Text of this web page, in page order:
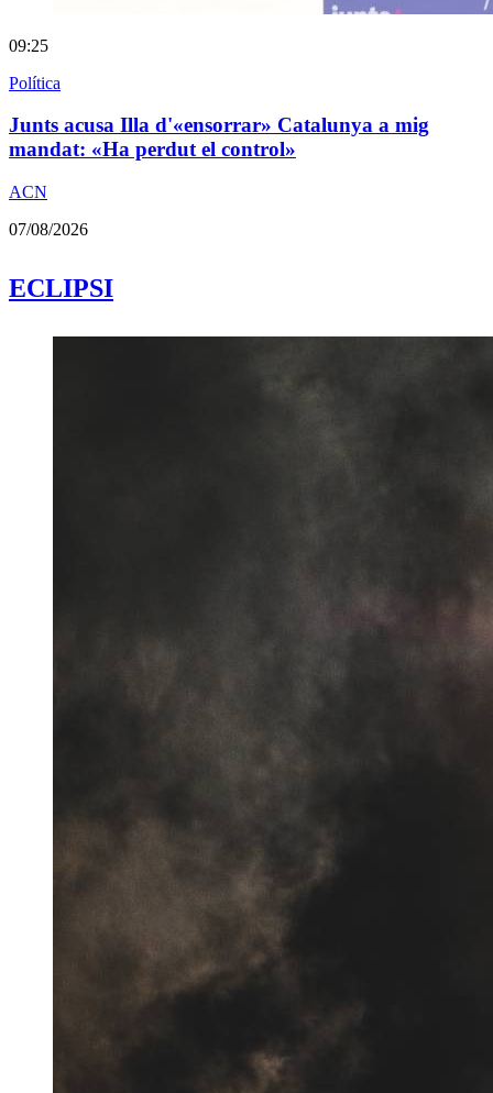
09:25
Política
Junts acusa Illa d'«ensorrar» Catalunya a mig
mandat: «Ha perdut el control»
ACN
07/08/2026
ECLIPSI